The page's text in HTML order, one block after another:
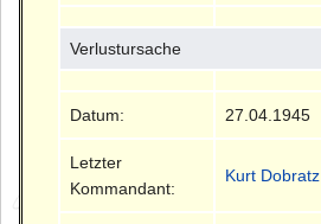
Verlustursache
Datum: 27.04.1945
Letzter
Kommandant:
Kurt Dobratz